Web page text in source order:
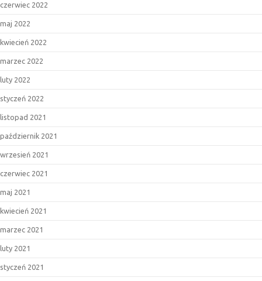
czerwiec 2022
maj 2022
kwiecień 2022
marzec 2022
luty 2022
styczeń 2022
listopad 2021
październik 2021
wrzesień 2021
czerwiec 2021
maj 2021
kwiecień 2021
marzec 2021
luty 2021
styczeń 2021